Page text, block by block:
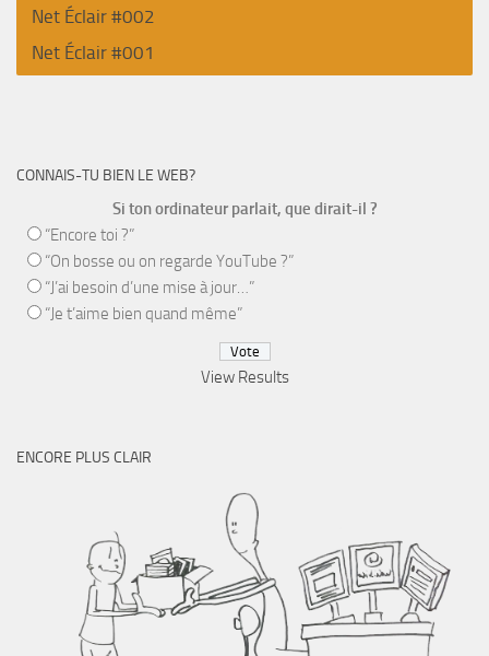
Net Éclair #002
Net Éclair #001
CONNAIS-TU BIEN LE WEB?
Si ton ordinateur parlait, que dirait-il ?
“Encore toi ?”
“On bosse ou on regarde YouTube ?”
“J’ai besoin d’une mise à jour…”
“Je t’aime bien quand même”
View Results
ENCORE PLUS CLAIR